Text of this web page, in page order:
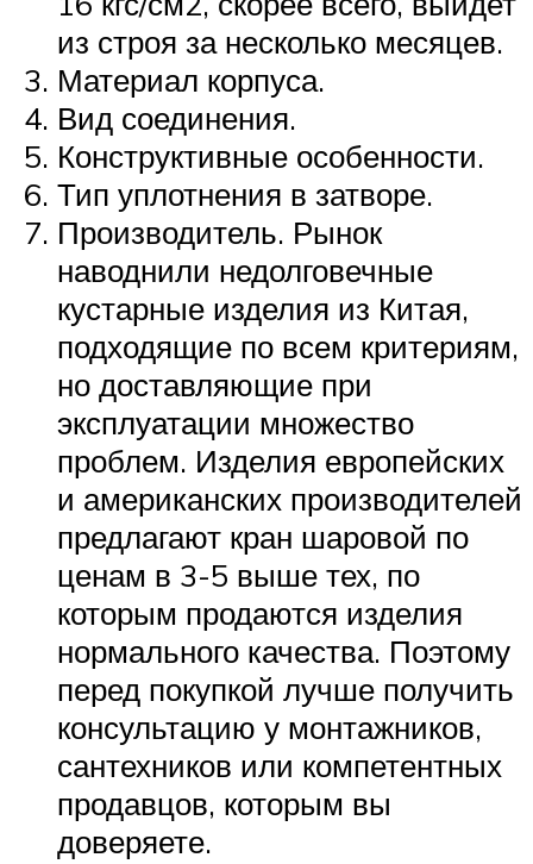
из строя за несколько месяцев.
Материал корпуса.
Вид соединения.
Конструктивные особенности.
Тип уплотнения в затворе.
Производитель. Рынок
наводнили недолговечные
кустарные изделия из Китая,
подходящие по всем критериям,
но доставляющие при
эксплуатации множество
проблем. Изделия европейских
и американских производителей
предлагают кран шаровой по
ценам в 3-5 выше тех, по
которым продаются изделия
нормального качества. Поэтому
перед покупкой лучше получить
консультацию у монтажников,
сантехников или компетентных
продавцов, которым вы
доверяете.